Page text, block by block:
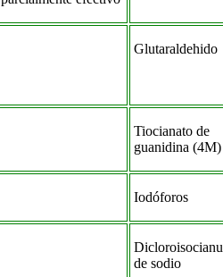
Glutaraldehido
Tiocianato de
guanidina (4M)
Iodóforos
de sodio